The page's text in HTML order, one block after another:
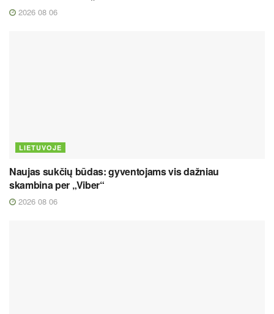
2026 08 06
LIETUVOJE
Naujas sukčių būdas: gyventojams vis dažniau
skambina per „Viber“
2026 08 06